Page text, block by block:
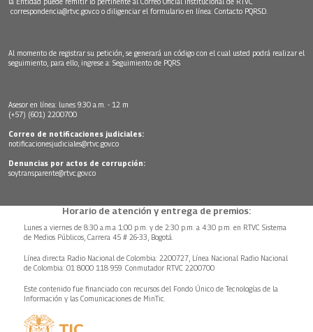
correspondencia@rtvc.gov.co o diligenciar el formulario en línea: Contacto PQRSD.
Al momento de registrar su petición, se generará un código con el cual usted podrá realizar el
seguimiento, para ello, ingrese a: Seguimiento de PQRS
Asesor en línea: lunes 9:30 a.m. - 12 m
(+57) (601) 2200700
Correo de notificaciones judiciales:
notificacionesjudiciales@rtvc.gov.co
Denuncias por actos de corrupción:
soytransparente@rtvc.gov.co
Horario de atención y entrega de premios:
Lunes a viernes de 8:30 a.m.a 1:00 p.m. y de 2:30 p.m. a 4:30 p.m. en RTVC Sistema
de Medios Públicos, Carrera 45 # 26-33, Bogotá.
Línea directa Radio Nacional de Colombia: 2200727, Línea Nacional Radio Nacional
de Colombia: 01 8000 118 959. Conmutador RTVC 2200700
Este contenido fue financiado con recursos del Fondo Único de Tecnologías de la
Información y las Comunicaciones de MinTic.